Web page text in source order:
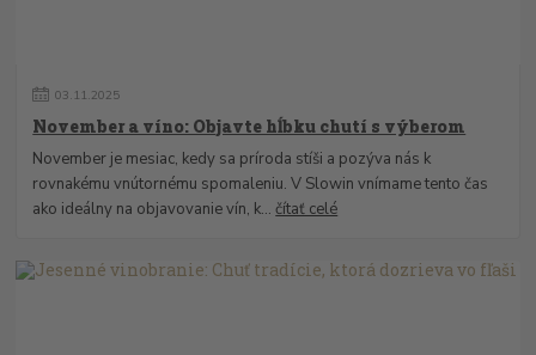
03. 11.2025
November a víno: Objavte hĺbku chutí s výberom
November je mesiac, kedy sa príroda stíši a pozýva nás k
rovnakému vnútornému spomaleniu. V Slowin vnímame tento čas
ako ideálny na objavovanie vín, k...čítať celé